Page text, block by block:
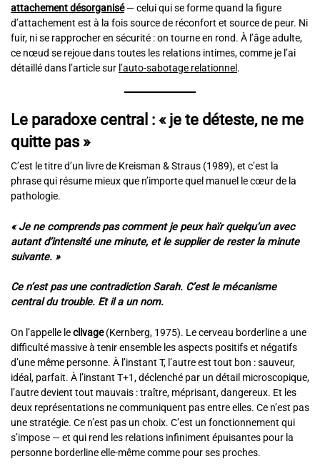
attachement désorganisé— celui qui se forme quand la figure
d’attachement est à la fois source de réconfort et source de peur. Ni
fuir, ni se rapprocher en sécurité : on tourne en rond. À l’âge adulte,
ce nœud se rejoue dans toutes les relations intimes, comme je l’ai
détaillé dans l’article sur l’auto-sabotage relationnel .
Le paradoxe central : « je te déteste, ne me
quitte pas »
C’est le titre d’un livre de Kreisman & Straus (1989), et c’est la
phrase qui résume mieux que n’importe quel manuel le cœur de la
pathologie.
« Je ne comprends pas comment je peux haïr quelqu’un avec
autant d’intensité une minute, et le supplier de rester la minute
suivante. »
Ce n’est pas une contradiction Sarah. C’est le mécanisme
central du trouble. Et il a un nom.
On l’appelle leclivage(Kernberg, 1975). Le cerveau borderline a une
difficulté massive à tenir ensemble les aspects positifs et négatifs
d’une même personne. À l’instant T, l’autre est tout bon : sauveur,
idéal, parfait. À l’instant T+1, déclenché par un détail microscopique,
l’autre devient tout mauvais : traître, méprisant, dangereux. Et les
deux représentations ne communiquent pas entre elles. Ce n’est pas
une stratégie. Ce n’est pas un choix. C’est un fonctionnement qui
s’impose — et qui rend les relations infiniment épuisantes pour la
personne borderline elle-même comme pour ses proches.